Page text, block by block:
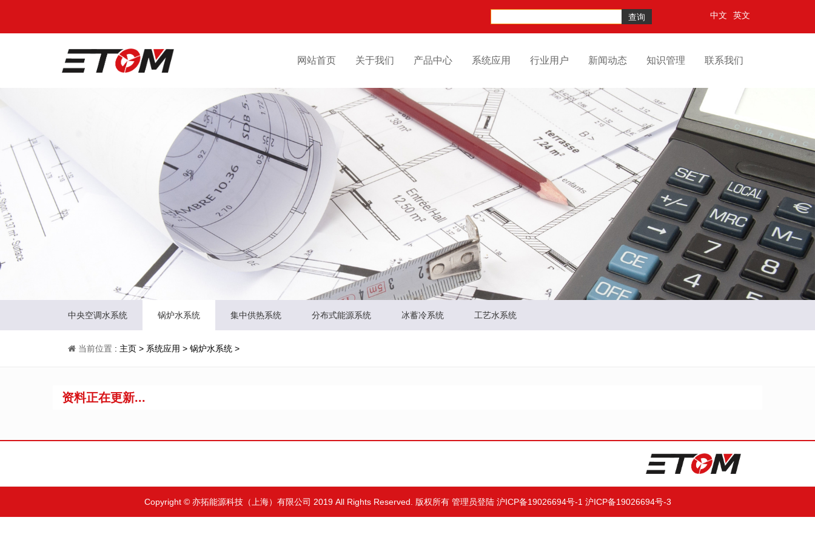
查询 中文 英文
网站首页 关于我们 产品中心 系统应用 行业用户 新闻动态 知识管理 联系我们
中央空调水系统 锅炉水系统 集中供热系统 分布式能源系统 冰蓄冷系统 工艺水系统
当前位置 : 主页 > 系统应用 > 锅炉水系统 >
资料正在更新...
Copyright © 亦拓能源科技（上海）有限公司 2019 All Rights Reserved. 版权所有 管理员登陆 沪ICP备19026694号-1 沪ICP备19026694号-3